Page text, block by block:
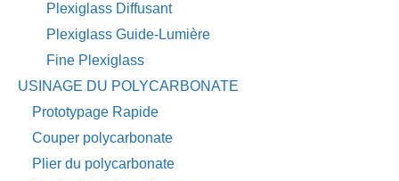
Plexiglass Diffusant
Plexiglass Guide-Lumière
Fine Plexiglass
USINAGE DU POLYCARBONATE
Prototypage Rapide
Couper polycarbonate
Plier du polycarbonate